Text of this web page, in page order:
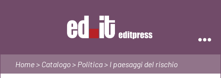
Home> Catalogo> Politica> I paesaggi del rischio